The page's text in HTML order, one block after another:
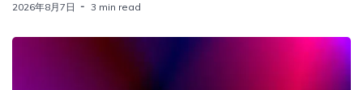
2026年8月7日 3 min read